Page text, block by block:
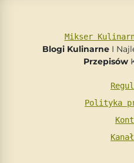
Mikser
Blogi Kulinarne I
Przepisów
Polityka